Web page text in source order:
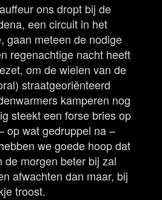
ons dropt bij de
een circuit in het
gaan meteen de nodige
regenachtige nacht heeft
om de wielen van de
straatgeoriënteerd
kamperen nog
steekt een forse bries op
op wat gedruppel na –
we goede hoop dat
de morgen beter bij zal
afwachten dan maar, bij
troost.